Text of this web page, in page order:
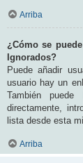
Arriba
¿Cómo se
Ignorados?
Puede añadir
usuario hay un
También
directamente,
lista desde esta
Arriba